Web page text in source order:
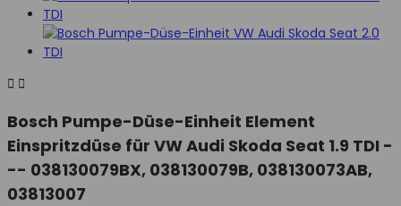
 
Bosch Pumpe-Düse-Einheit Element
Einspritzdüse für VW Audi Skoda Seat 1.9 TDI -
-- 038130079BX, 038130079B, 038130073AB,
03813007